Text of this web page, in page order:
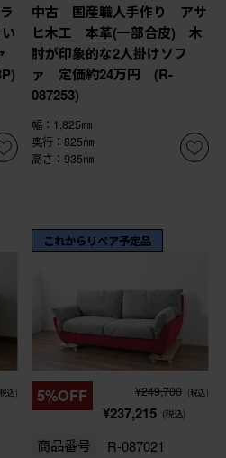
中古 国産職人手作り アサ
ヒ木工 本革(一部合皮) 木
肘が印象的な2人掛けソフ
ァ 定価約24万円 (R-
087253)
幅：1,825㎜
奥行：825㎜
高さ：935㎜
込)
これからリペア予定品
5%OFF ¥249,700 (税込)
¥237,215 (税込)
商品番号 R-087021